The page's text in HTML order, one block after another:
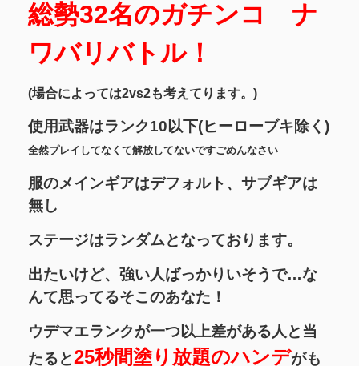
総勢32名のガチンコ ナ
ワバリバトル！
(場合によっては2vs2も考えてります。)
使用武器はランク10以下(ヒーローブキ除く)
全然プレイしてなくて解放してないですごめんなさい
服のメインギアはデフォルト、サブギアは
無し
ステージはランダムとなっております。
出たいけど、強い人ばっかりいそうで…な
んて思ってるそこのあなた！
ウデマエランクが一つ以上差がある人と当
たると25秒間塗り放題のハンデがも